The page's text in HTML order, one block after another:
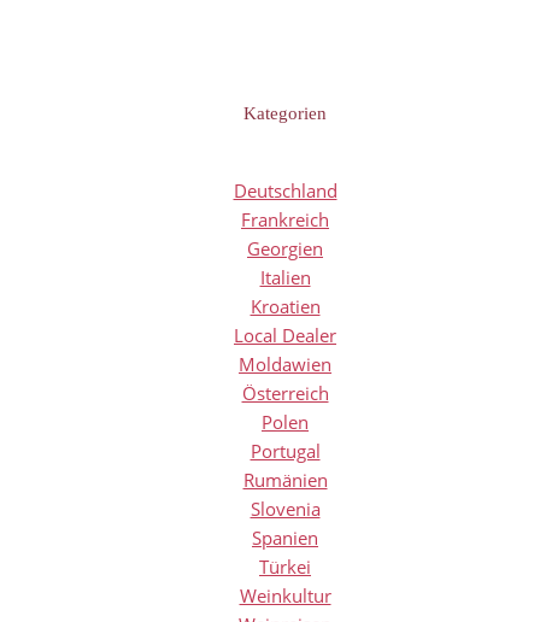
Kategorien
Deutschland
Frankreich
Georgien
Italien
Kroatien
Local Dealer
Moldawien
Österreich
Polen
Portugal
Rumänien
Slovenia
Spanien
Türkei
Weinkultur